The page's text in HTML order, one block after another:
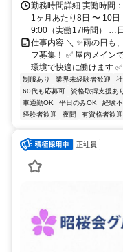
勤務時間詳細 実働時間
1ヶ月あたり8日 〜 10
9:00（実働17時間） …
仕事内容 ＼ ✨雨の日も
フ募集！ ✅ 屋内メイン
環境で快適に働けます
制服あり 業界未経験者歓迎
60代も応募可
資格取得支援あ
車通勤OK
平日のみOK 経験
経験者歓迎
夜間 有資格者歓迎
正社員